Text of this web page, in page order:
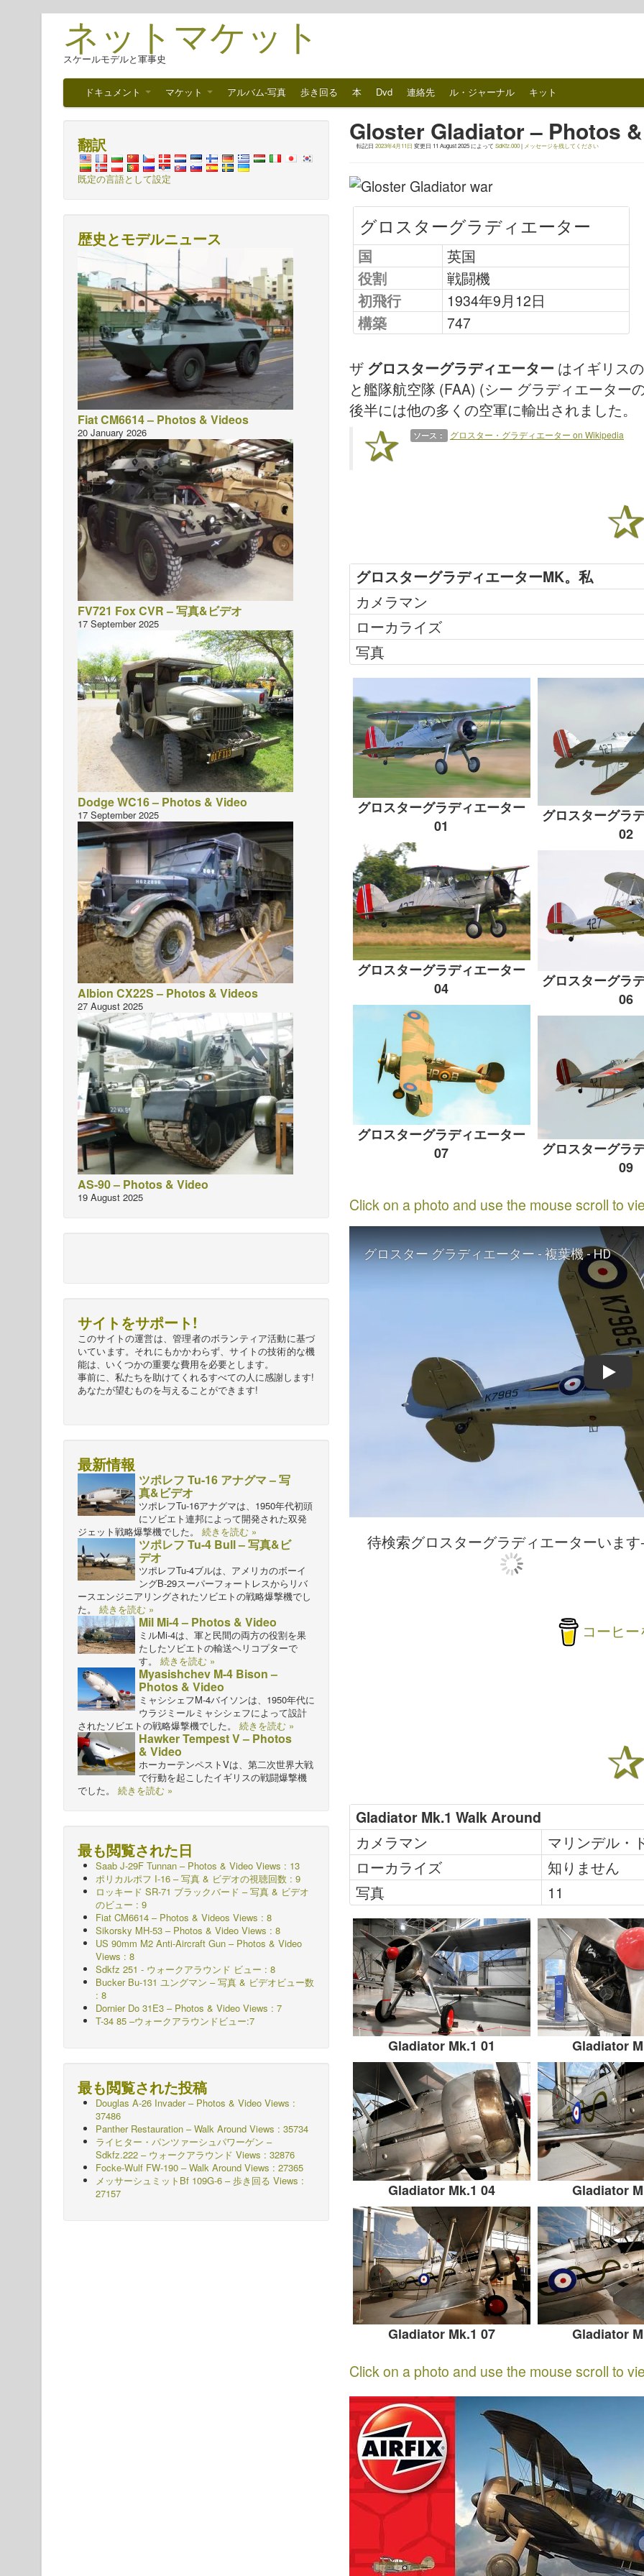
ネットマケット
スケールモデルと軍事史
ドキュメント マケット アルバム-写真 歩き回る 本 Dvd 連絡先 ル・ジャーナル キット
Gloster Gladiator – Photos
転記日 2023年4月11日 変更日 11 August 2025によって SdKfz.000| メッセージを残してください
グロスターグラディエーター
国
英国
役割
戦闘機
初飛行
1934年9月12日
構築
747
ザ グロスターグラディエーター はイギリス
と艦隊航空隊 (FAA) (シー グラディエーター
後半には他の多くの空軍に輸出されました。
ソース： グロスター・グラディエーター on Wikipedia
グロスターグラディエーターMK。私
カメラマン
ローカライズ
写真
グロスターグラディエーター
01
グロスターグラ
02
グロスターグラディエーター
04
グロスターグラ
06
グロスターグラディエーター
07
グロスターグラ
09
Click on a photo and use the mouse scroll to
Play
待検索グロスターグラディエーターいま
コーヒ
Gladiator Mk.1 Walk Around
カメラマン
マリンデル・
ローカライズ
知りません
写真
11
Gladiator Mk.1 01 Gladiator
Gladiator Mk.1 04 Gladiator
Gladiator Mk.1 07 Gladiator
Click on a photo and use the mouse scroll to
翻訳
既定の言語として設定
歴史とモデルニュース
Fiat CM6614 – Photos & Videos
20 January 2026
FV721 Fox CVR – 写真&ビデオ
17 September 2025
Dodge WC16 – Photos & Video
17 September 2025
Albion CX22S – Photos & Videos
27 August 2025
AS-90 – Photos & Video
19 August 2025
サイトをサポート!
このサイトの運営は、管理者のボランティア活動に基づ
いています。それにもかかわらず、サイトの技術的な機
能は、いくつかの重要な費用を必要とします。
事前に、私たちを助けてくれるすべての人に感謝します!
あなたが望むものを与えることができます!
最新情報
ツポレフ Tu-16 アナグマ – 写
真&ビデオ
ツポレフTu-16アナグマは、1950年代初頭
にソビエト連邦によって開発された双発
ジェット戦略爆撃機でした。 続きを読む »
ツポレフ Tu-4 Bull – 写真&ビ
デオ
ツポレフTu-4ブルは、アメリカのボーイ
ングB-29スーパーフォートレスからリバ
ースエンジニアリングされたソビエトの戦略爆撃機でし
た。 続きを読む »
Mil Mi-4 – Photos & Video
ミルMi-4は、軍と民間の両方の役割を果
たしたソビエトの輸送ヘリコプターで
す。 続きを読む »
Myasishchev M-4 Bison –
Photos & Video
ミャシシェフM-4バイソンは、1950年代に
ウラジミールミャシシェフによって設計
されたソビエトの戦略爆撃機でした。 続きを読む »
Hawker Tempest V – Photos
& Video
ホーカーテンペストVは、第二次世界大戦
で行動を起こしたイギリスの戦闘爆撃機
でした。 続きを読む »
最も閲覧された日
Saab J-29F Tunnan – Photos & Video Views : 13
ポリカルポフ I-16 – 写真 & ビデオの視聴回数 : 9
ロッキード SR-71 ブラックバード – 写真 & ビデオ
のビュー : 9
Fiat CM6614 – Photos & Videos Views : 8
Sikorsky MH-53 – Photos & Video Views : 8
US 90mm M2 Anti-Aircraft Gun – Photos & Video
Views : 8
Sdkfz 251 - ウォークアラウンド ビュー : 8
Bucker Bu-131 ユングマン – 写真 & ビデオビュー数
: 8
Dornier Do 31E3 – Photos & Video Views : 7
T-34 85 –ウォークアラウンドビュー:7
最も閲覧された投稿
Douglas A-26 Invader – Photos & Video Views :
37486
Panther Restauration – Walk Around Views : 35734
ライヒター・パンツァーシュパワーゲン –
Sdkfz.222 – ウォークアラウンド Views : 32876
Focke-Wulf FW-190 – Walk Around Views : 27365
メッサーシュミットBf 109G-6 – 歩き回る Views :
27157